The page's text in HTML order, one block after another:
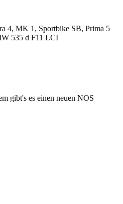
4, MK 1, Sportbike SB, Prima 5
535 d F11 LCI
gibt's es einen neuen NOS